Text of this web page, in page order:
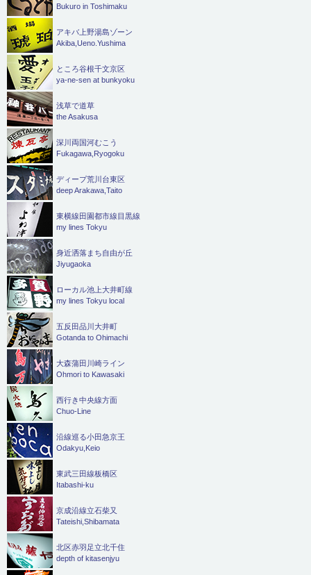
Bukuro in Toshimaku
アキバ上野湯島ゾーン
Akiba,Ueno.Yushima
ところ谷根千文京区
ya-ne-sen at bunkyoku
浅草で道草
the Asakusa
深川両国河むこう
Fukagawa,Ryogoku
ディープ荒川台東区
deep Arakawa,Taito
東横線田園都市線目黒線
my lines Tokyu
身近洒落まち自由が丘
Jiyugaoka
ローカル池上大井町線
my lines Tokyu local
五反田品川大井町
Gotanda to Ohimachi
大森蒲田川崎ライン
Ohmori to Kawasaki
西行き中央線方面
Chuo-Line
沿線巡る小田急京王
Odakyu,Keio
東武三田線板橋区
Itabashi-ku
京成沿線立石柴又
Tateishi,Shibamata
北区赤羽足立北千住
depth of kitasenjyu